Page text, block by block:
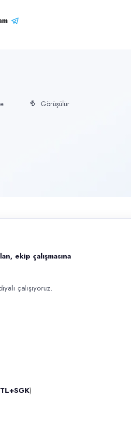
uyumlu bayan personel
Görüşülür
ekip çalışmasına
çalışıyoruz.
)